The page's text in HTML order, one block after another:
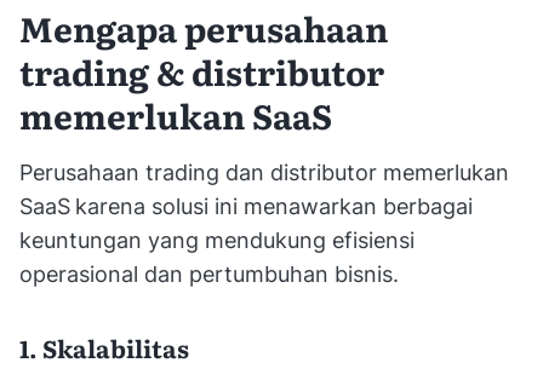
Mengapa perusahaan
trading & distributor
memerlukan SaaS
Perusahaan trading dan distributor memerlukan
SaaS karena solusi ini menawarkan berbagai
keuntungan yang mendukung efisiensi
operasional dan pertumbuhan bisnis.
1. Skalabilitas